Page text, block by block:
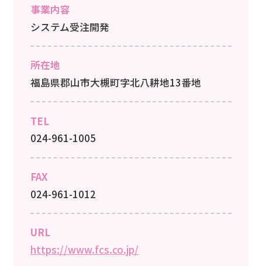
事業内容
システム受注開発
所在地
福島県郡山市大槻町字北八耕地13番地
TEL
024-961-1005
FAX
024-961-1012
URL
https://www.fcs.co.jp/